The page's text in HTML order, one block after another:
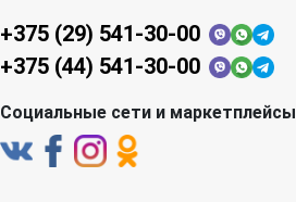
+375 (29) 541-30-00
+375 (44) 541-30-00
Социальные сети и маркетплейсы